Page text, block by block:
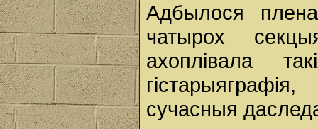
Адбылося
чатырох
ахоплівала
сучасныя